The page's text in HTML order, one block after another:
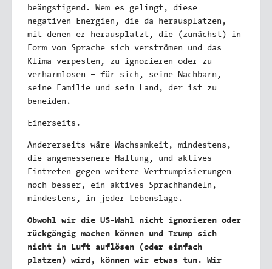
beängstigend. Wem es gelingt, diese
negativen Energien, die da herausplatzen,
mit denen er herausplatzt, die (zunächst) in
Form von Sprache sich verströmen und das
Klima verpesten, zu ignorieren oder zu
verharmlosen – für sich, seine Nachbarn,
seine Familie und sein Land, der ist zu
beneiden.
Einerseits.
Andererseits wäre Wachsamkeit, mindestens,
die angemessenere Haltung, und aktives
Eintreten gegen weitere Vertrumpisierungen
noch besser, ein aktives Sprachhandeln,
mindestens, in jeder Lebenslage.
Obwohl wir die US-Wahl nicht ignorieren oder
rückgängig machen können und Trump sich
nicht in Luft auflösen (oder einfach
platzen) wird, können wir etwas tun. Wir